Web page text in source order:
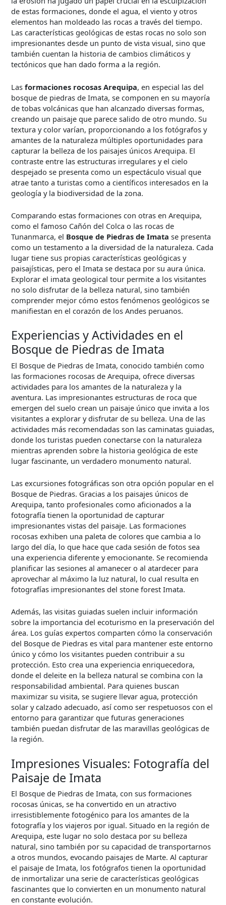
de estas formaciones, donde el agua, el viento y otros
elementos han moldeado las rocas a través del tiempo.
Las características geológicas de estas rocas no solo son
impresionantes desde un punto de vista visual, sino que
también cuentan la historia de cambios climáticos y
tectónicos que han dado forma a la región.
Lasformaciones rocosas Arequipa, en especial las del
bosque de piedras de Imata, se componen en su mayoría
de tobas volcánicas que han alcanzado diversas formas,
creando un paisaje que parece salido de otro mundo. Su
textura y color varían, proporcionando a los fotógrafos y
amantes de la naturaleza múltiples oportunidades para
capturar la belleza de los paisajes únicos Arequipa. El
contraste entre las estructuras irregulares y el cielo
despejado se presenta como un espectáculo visual que
atrae tanto a turistas como a científicos interesados en la
geología y la biodiversidad de la zona.
Comparando estas formaciones con otras en Arequipa,
como el famoso Cañón del Colca o las rocas de
Tunanmarca, el Bosque de Piedras de Imata se presenta
como un testamento a la diversidad de la naturaleza. Cada
lugar tiene sus propias características geológicas y
paisajísticas, pero el Imata se destaca por su aura única.
Explorar el imata geological tour permite a los visitantes
no solo disfrutar de la belleza natural, sino también
comprender mejor cómo estos fenómenos geológicos se
manifiestan en el corazón de los Andes peruanos.
Experiencias y Actividades en el
Bosque de Piedras de Imata
El Bosque de Piedras de Imata, conocido también como
las formaciones rocosas de Arequipa, ofrece diversas
actividades para los amantes de la naturaleza y la
aventura. Las impresionantes estructuras de roca que
emergen del suelo crean un paisaje único que invita a los
visitantes a explorar y disfrutar de su belleza. Una de las
actividades más recomendadas son las caminatas guiadas,
donde los turistas pueden conectarse con la naturaleza
mientras aprenden sobre la historia geológica de este
lugar fascinante, un verdadero monumento natural.
Las excursiones fotográficas son otra opción popular en el
Bosque de Piedras. Gracias a los paisajes únicos de
Arequipa, tanto profesionales como aficionados a la
fotografía tienen la oportunidad de capturar
impresionantes vistas del paisaje. Las formaciones
rocosas exhiben una paleta de colores que cambia a lo
largo del día, lo que hace que cada sesión de fotos sea
una experiencia diferente y emocionante. Se recomienda
planificar las sesiones al amanecer o al atardecer para
aprovechar al máximo la luz natural, lo cual resulta en
fotografías impresionantes del stone forest Imata.
Además, las visitas guiadas suelen incluir información
sobre la importancia del ecoturismo en la preservación del
área. Los guías expertos comparten cómo la conservación
del Bosque de Piedras es vital para mantener este entorno
único y cómo los visitantes pueden contribuir a su
protección. Esto crea una experiencia enriquecedora,
donde el deleite en la belleza natural se combina con la
responsabilidad ambiental. Para quienes buscan
maximizar su visita, se sugiere llevar agua, protección
solar y calzado adecuado, así como ser respetuosos con el
entorno para garantizar que futuras generaciones
también puedan disfrutar de las maravillas geológicas de
la región.
Impresiones Visuales: Fotografía del
Paisaje de Imata
El Bosque de Piedras de Imata, con sus formaciones
rocosas únicas, se ha convertido en un atractivo
irresistiblemente fotogénico para los amantes de la
fotografía y los viajeros por igual. Situado en la región de
Arequipa, este lugar no solo destaca por su belleza
natural, sino también por su capacidad de transportarnos
a otros mundos, evocando paisajes de Marte. Al capturar
el paisaje de Imata, los fotógrafos tienen la oportunidad
de inmortalizar una serie de características geológicas
fascinantes que lo convierten en un monumento natural
en constante evolución.